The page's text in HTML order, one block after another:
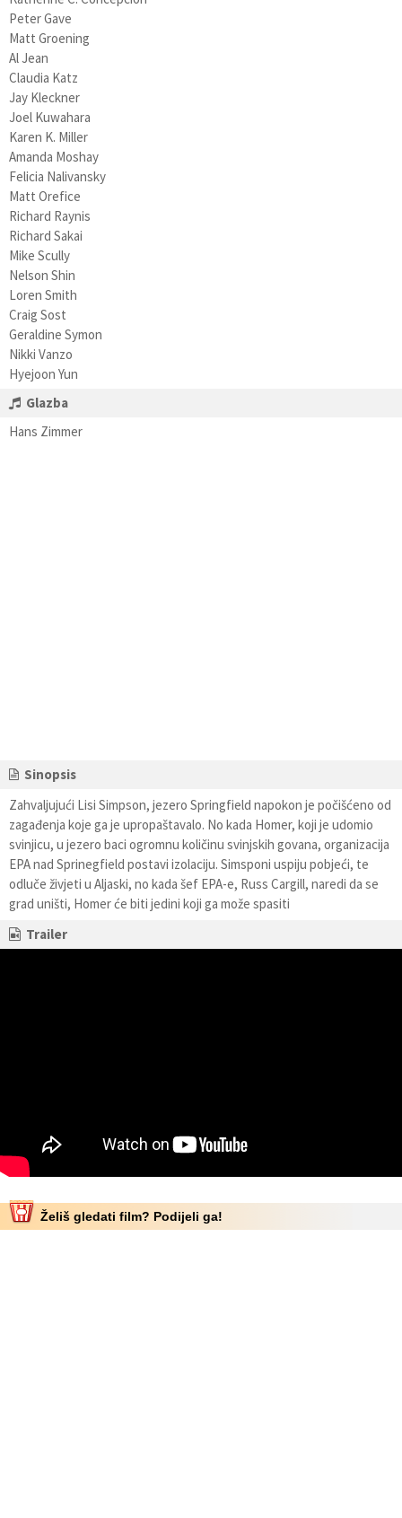
Peter Gave
Matt Groening
Al Jean
Claudia Katz
Jay Kleckner
Joel Kuwahara
Karen K. Miller
Amanda Moshay
Felicia Nalivansky
Matt Orefice
Richard Raynis
Richard Sakai
Mike Scully
Nelson Shin
Loren Smith
Craig Sost
Geraldine Symon
Nikki Vanzo
Hyejoon Yun
Glazba
Hans Zimmer
Sinopsis
Zahvaljujući Lisi Simpson, jezero Springfield napokon je počišćeno od
zagađenja koje ga je upropaštavalo. No kada Homer, koji je udomio
svinjicu, u jezero baci ogromnu količinu svinjskih govana, organizacija
EPA nad Sprinegfield postavi izolaciju. Simsponi uspiju pobjeći, te
odluče živjeti u Aljaski, no kada šef EPA-e, Russ Cargill, naredi da se
grad uništi, Homer će biti jedini koji ga može spasiti
Trailer
Želiš gledati film? Podijeli ga!